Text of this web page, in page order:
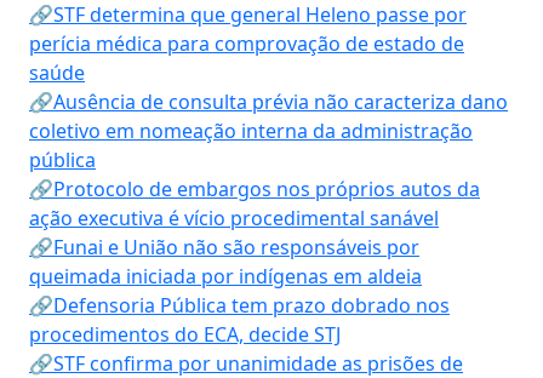
🔗STF determina que general Heleno passe por
perícia médica para comprovação de estado de
saúde
🔗Ausência de consulta prévia não caracteriza dano
coletivo em nomeação interna da administração
pública
🔗Protocolo de embargos nos próprios autos da
ação executiva é vício procedimental sanável
🔗Funai e União não são responsáveis por
queimada iniciada por indígenas em aldeia
🔗Defensoria Pública tem prazo dobrado nos
procedimentos do ECA, decide STJ
🔗STF confirma por unanimidade as prisões de